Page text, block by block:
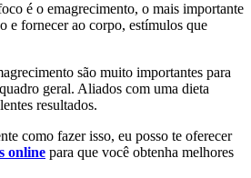
é o emagrecimento, o mais importante
e fornecer ao corpo, estímulos que
são muito importantes para
geral. Aliados com uma dieta
resultados.
como fazer isso, eu posso te oferecer
online para que você obtenha melhores